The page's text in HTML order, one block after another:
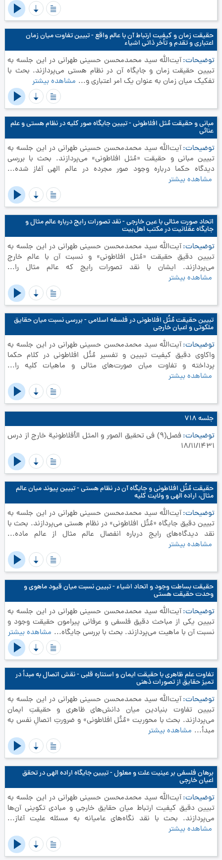
حقیقت زمان و کیفیت ارتباط آن با عالم واقع - تبیین تفاوت میان زمان
اعتباری و تقدم و تأخر ذاتی اشیاء
توضیحات آیت‌الله سید محمدمحسن حسینی طهرانی در این جلسه به
تبیین حقیقت زمان و جایگاه آن در نظام هستی می‌پردازند. بحث با
تفکیک میان زمان به عنوان یک امر اعتباری و... مشاهده بیشتر
مبانی و حقیقت مُثل افلاطونی - تبیین جایگاه صور کلیه در نظام هستی و علم
عنائى
توضیحات آیت‌الله سید محمدمحسن حسینی طهرانی در این جلسه به
تبیین مبانی و حقیقت «مُثل افلاطونی» می‌پردازند. بحث با بررسی
دیدگاه حکما درباره وجود صور مجرده در عالم الهی آغاز شده...
مشاهده بیشتر
اتحاد صورت مثالی با عین خارجی - نقد تصورات رایج درباره عالم مثال و
جایگاه عقلانیت در مکتب اهل‌بیت
توضیحات آیت‌الله سید محمدمحسن حسینی طهرانی در این جلسه به
تبیین دقیق حقیقت «مُثل افلاطونی» و نسبت آن با عالم خارج
می‌پردازند. ایشان با نقد تصورات رایج که عالم مثال را...
مشاهده بیشتر
تبیین حقیقت مُثُل افلاطونی در فلسفه اسلامی - بررسی نسبت میان حقایق
ملکوتی و اعیان خارجی
توضیحات آیت‌الله سید محمدمحسن حسینی طهرانی در این جلسه به
واکاوی دقیق کیفیت تبیین و تفسیر مُثُل افلاطونی در کلام حکما
پرداخته و تفاوت میان صورت‌های مثالی و ماهیات کلیه را...
مشاهده بیشتر
جلسه ۷۱۸
توضیحات
فصل(9) في تحقيق الصور و المثل الأفلاطونية خارج از درس
18/11/1431
حقیقت مُثُل افلاطونی و جایگاه آن در نظام هستی - تبیین پیوند میان عالم
مثال، اراده الهی و ولایت کلیه
توضیحات آیت‌الله سید محمدمحسن حسینی طهرانی در این جلسه به
تبیین دقیق جایگاه «مُثُل افلاطونی» در نظام هستی می‌پردازند. بحث با
نقد دیدگاه‌های رایج درباره انفصال عالم مثال از عالم ماده...
مشاهده بیشتر
حقیقت بساطت وجود و اتحاد اشیاء - تبیین نسبت میان قیود ماهوی و
وحدت حقیقت هستی
توضیحات آیت‌الله سید محمدمحسن حسینی طهرانی در این جلسه به
تبیین یکی از مباحث دقیق فلسفی و عرفانی پیرامون حقیقت وجود و
نسبت آن با ماهیت می‌پردازند. بحث با بررسی جایگاه... مشاهده بیشتر
تفاوت علم ظاهری با حقیقت ایمان و استناره قلبی - نقش اتصال به مبدأ در
تمیز حقایق از تصورات ذهنی
توضیحات آیت‌الله سید محمدمحسن حسینی طهرانی در این جلسه به
تبیین تفاوت بنیادین میان دانش‌های ظاهری و حقیقتِ ایمان
می‌پردازند. بحث با محوریت «مُثُل افلاطونی» و ضرورتِ اتصالِ نفس به
مبدأ... مشاهده بیشتر
برهان فلسفی بر عینیت علت و معلول - تبیین جایگاه اراده الهی در تحقق
اعیان خارجی
توضیحات آیت‌الله سید محمدمحسن حسینی طهرانی در این جلسه به
تبیین دقیق کیفیت ارتباط میان حقایق خارجی و مبادی تکوینی آن‌ها
می‌پردازند. بحث با نقد نگاه‌های عامیانه به مسئله علیت آغاز...
مشاهده بیشتر